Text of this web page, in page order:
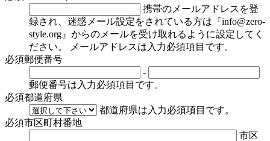
携帯のメールアドレスを登
録され、迷惑メール設定をされている方は『info@zero-
style.org』からのメールを受け取れるように設定してく
ださい。
メールアドレスは入力必須項目です。
必須郵便番号
-
郵便番号は入力必須項目です。
必須都道府県
都道府県は入力必須項目です。
必須市区町村番地
市区